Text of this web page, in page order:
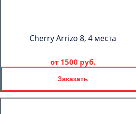
Cherry Arrizo 8, 4 места
от 1500 руб.
Заказать